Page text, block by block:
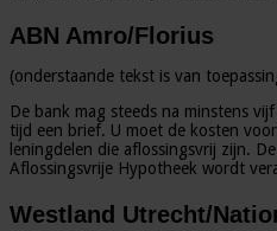
ABN Amro/Florius
(onderstaande tekst is van
De bank mag steeds na minstens
tijd een brief. U moet de kosten
leningdelen die aflossingsvrij zijn.
Aflossingsvrije Hypotheek wordt
Westland Utrecht/